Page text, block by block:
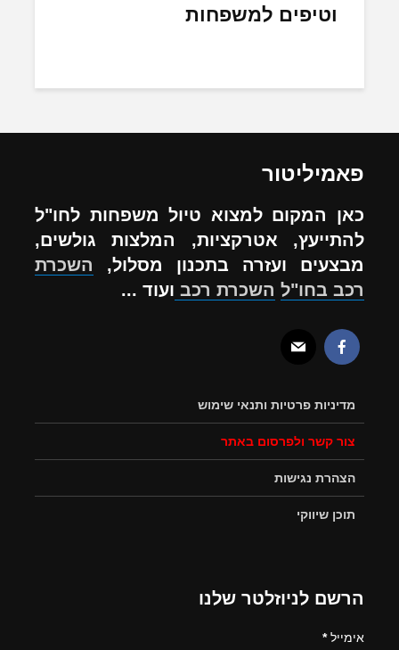
וטיפים למשפחות
פאמיליטור
כאן המקום למצוא טיול משפחות לחו"ל
להתייעץ, אטרקציות, המלצות גולשים,
מבצעים ועזרה בתכנון מסלול, השכרת
רכב בחו"ל השכרת רכב ועוד ...
מדיניות פרטיות ותנאי שימוש
צור קשר ולפרסום באתר
הצהרת נגישות
תוכן שיווקי
הרשם לניוזלטר שלנו
אימייל*